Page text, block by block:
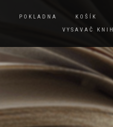
POKLADNA KOŠÍK
VYSAVAČ KNIH